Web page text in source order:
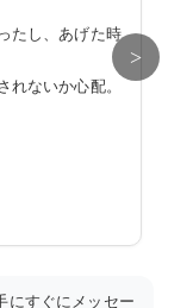
たし、あげた時
れないか心配。
>
にすぐにメッセー